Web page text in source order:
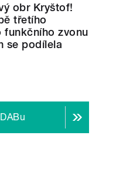
obr Kryštof!
třetího
funkčního zvonu
se podílela